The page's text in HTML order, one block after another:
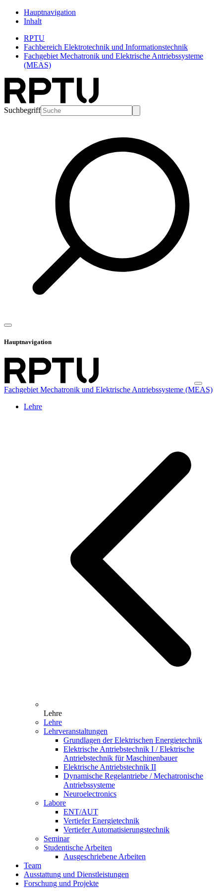
Hauptnavigation
Inhalt
RPTU
Fachbereich Elektrotechnik und Informationstechnik
Fachgebiet Mechatronik und Elektrische Antriebssysteme
(MEAS)
Suchbegriff
Hauptnavigation
Fachgebiet Mechatronik und Elektrische Antriebssysteme (MEAS)
Lehre
Lehre
Lehre
Lehrveranstaltungen
Grundlagen der Elektrischen Energietechnik
Elektrische Antriebstechnik I / Elektrische
Antriebstechnik für Maschinenbauer
Elektrische Antriebstechnik II
Dynamische Regelantriebe / Mechatronische
Antriebssysteme
Neuroelectronics
Labore
ENT/AUT
Vertiefer Energietechnik
Vertiefer Automatisierungstechnik
Seminar
Studentische Arbeiten
Ausgeschriebene Arbeiten
Team
Ausstattung und Dienstleistungen
Forschung und Projekte